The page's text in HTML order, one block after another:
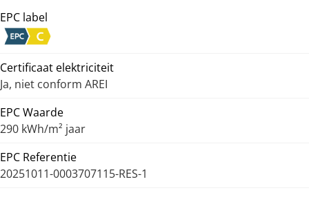
EPC label
Certificaat elektriciteit
Ja, niet conform AREI
EPC Waarde
290 kWh/m² jaar
EPC Referentie
20251011-0003707115-RES-1